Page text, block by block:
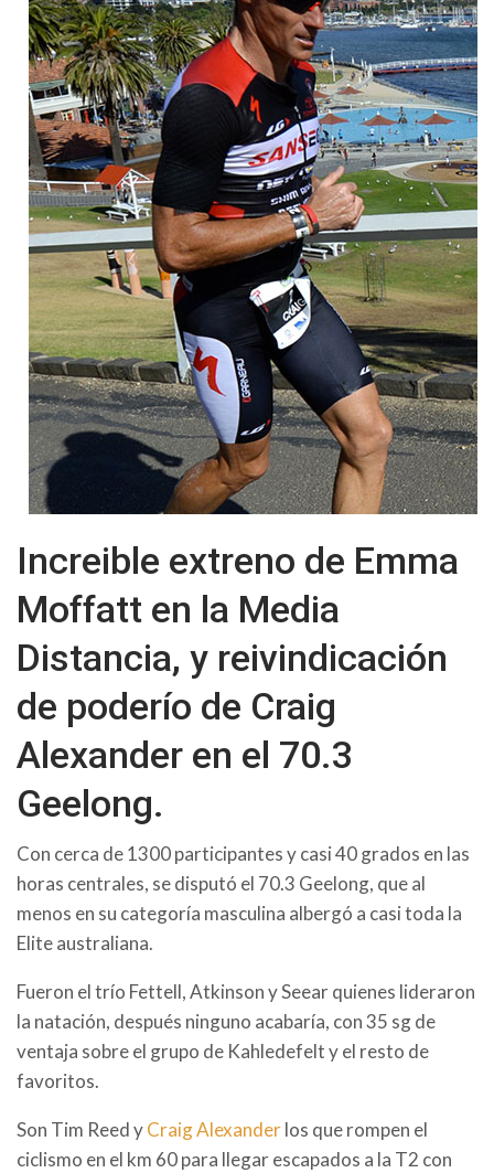
Increible extreno de Emma
Moffatt en la Media
Distancia, y reivindicación
de poderío de Craig
Alexander en el 70.3
Geelong.
Con cerca de 1300 participantes y casi 40 grados en las
horas centrales, se disputó el 70.3 Geelong, que al
menos en su categoría masculina albergó a casi toda la
Elite australiana.
Fueron el trío Fettell, Atkinson y Seear quienes lideraron
la natación, después ninguno acabaría, con 35 sg de
ventaja sobre el grupo de Kahledefelt y el resto de
favoritos.
Son Tim Reed yCraig Alexanderlos que rompen el
ciclismo en el km 60 para llegar escapados a la T2 con